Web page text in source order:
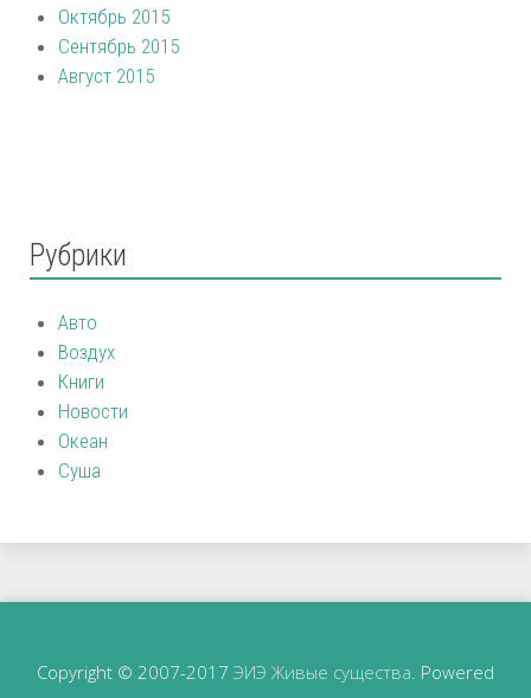
Октябрь 2015
Сентябрь 2015
Август 2015
Рубрики
Авто
Воздух
Книги
Новости
Океан
Суша
Copyright © 2007-2017 ЭИЭ Живые существа . Powered